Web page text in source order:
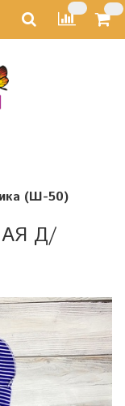
(Ш-50)
Д/